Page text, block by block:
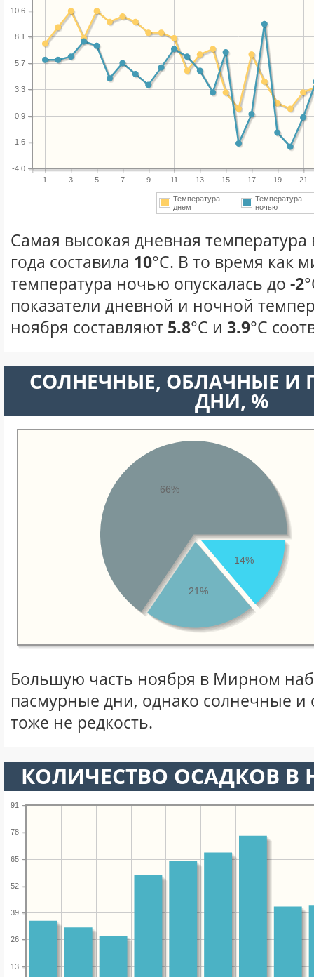
1 3 5 7 9 11 13 15 17 19 21
-4.0
-1.6
0.9
3.3
5.7
8.1
10.6
Температура
днем
Температура
ночью
Самая высокая дневная температура
года составила 10°С. В то время как
температура ночью опускалась до -2
показатели дневной и ночной
ноября составляют 5.8°С и 3.9°С
CОЛНЕЧНЫЕ, ОБЛАЧНЫЕ И
ДНИ, %
14%
21%
66%
Большую часть ноября в Мирном
пасмурные дни, однако солнечные
тоже не редкость.
КОЛИЧЕСТВО ОСАДКОВ В
13
26
39
52
65
78
91